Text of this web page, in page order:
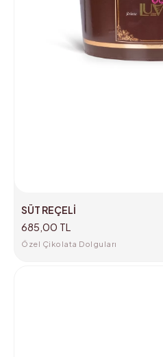
SÜT REÇELİ
685,00 TL
Özel Çikolata Dolguları